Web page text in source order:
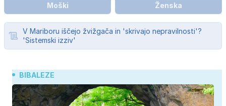
Moški Ženska
V Mariboru iščejo žvižgača in 'skrivajo nepravilnosti'?
'Sistemski izziv'
BIBALEZE